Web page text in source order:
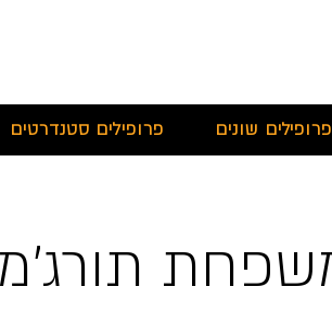
שונים פרופילים סטנדרטים